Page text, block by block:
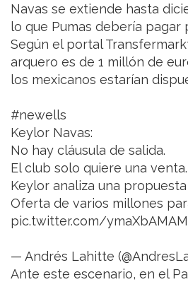
Navas se extiende hasta
lo que Pumas debería pagar
Según el portal
arquero es de 1 millón de
los mexicanos estarían
#newells
Keylor Navas:
No hay cláusula de salida.
El club solo quiere una venta.
Keylor analiza una propuesta
Oferta de varios millones
pic.twitter.com/
— Andrés Lahitte
Ante este escenario, en el